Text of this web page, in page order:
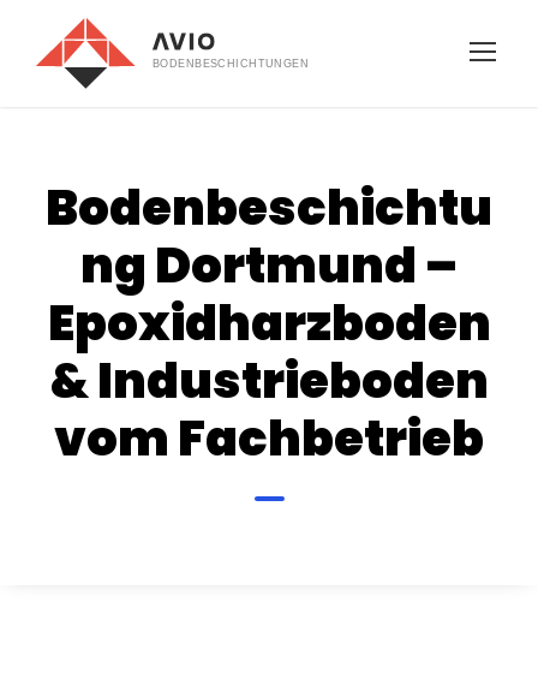
Bodenbeschichtu
ng Dortmund –
Epoxidharzboden
& Industrieboden
vom Fachbetrieb